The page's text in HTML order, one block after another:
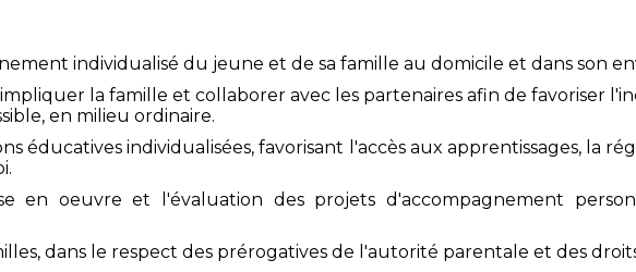
individualisé du jeune et de sa famille au domicile et dans son
la famille et collaborer avec les partenaires afin de favoriser
en milieu ordinaire.
éducatives individualisées, favorisant l'accès aux apprentissages, la
en oeuvre et l'évaluation des projets d'accompagnement
dans le respect des prérogatives de l'autorité parentale et des